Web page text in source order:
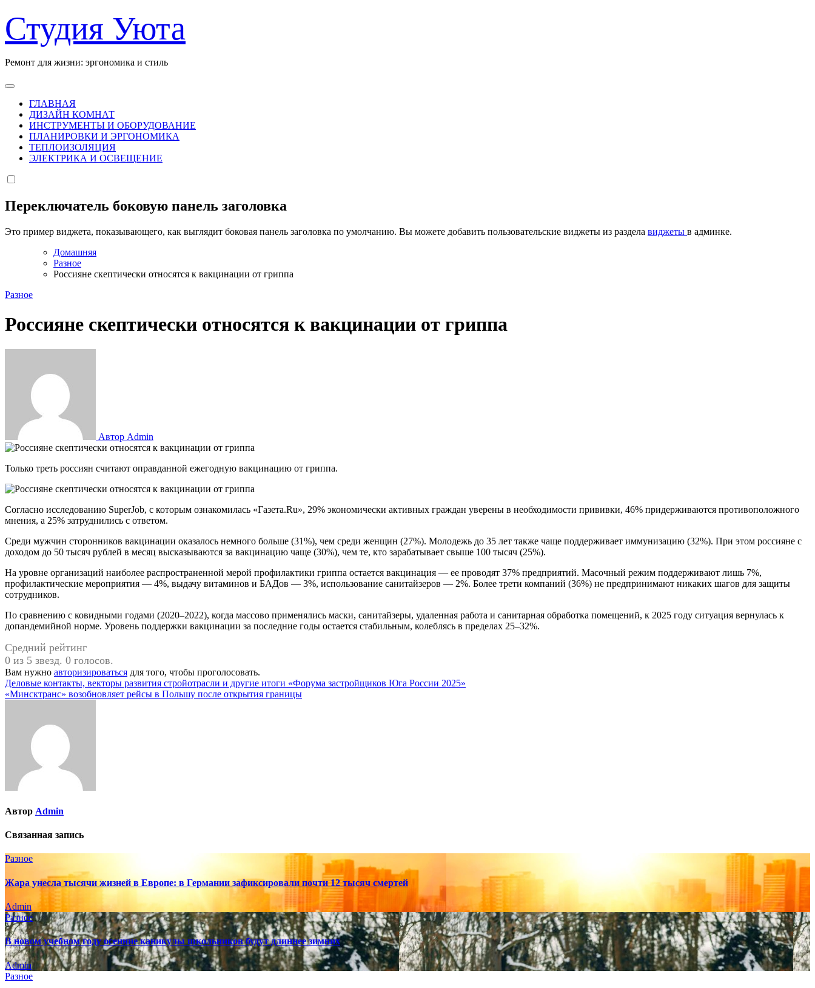
к
содержанию
Студия Уюта
Ремонт для жизни: эргономика и стиль
ГЛАВНАЯ
ДИЗАЙН КОМНАТ
ИНСТРУМЕНТЫ И ОБОРУДОВАНИЕ
ПЛАНИРОВКИ И ЭРГОНОМИКА
ТЕПЛОИЗОЛЯЦИЯ
ЭЛЕКТРИКА И ОСВЕЩЕНИЕ
Переключатель боковую панель заголовка
Это пример виджета, показывающего, как выглядит боковая панель заголовка по умолчанию. Вы можете добавить пользовательские виджеты из раздела виджеты в админке.
Домашняя
Разное
Россияне скептически относятся к вакцинации от гриппа
Разное
Россияне скептически относятся к вакцинации от гриппа
Автор Admin
Только треть россиян считают оправданной ежегодную вакцинацию от гриппа.
Согласно исследованию SuperJob, с которым ознакомилась «Газета.Ru», 29% экономически активных граждан уверены в необходимости прививки, 46% придерживаются противоположного
мнения, а 25% затруднились с ответом.
Среди мужчин сторонников вакцинации оказалось немного больше (31%), чем среди женщин (27%). Молодежь до 35 лет также чаще поддерживает иммунизацию (32%). При этом россияне с
доходом до 50 тысяч рублей в месяц высказываются за вакцинацию чаще (30%), чем те, кто зарабатывает свыше 100 тысяч (25%).
На уровне организаций наиболее распространенной мерой профилактики гриппа остается вакцинация — ее проводят 37% предприятий. Масочный режим поддерживают лишь 7%,
профилактические мероприятия — 4%, выдачу витаминов и БАДов — 3%, использование санитайзеров — 2%. Более трети компаний (36%) не предпринимают никаких шагов для защиты
сотрудников.
По сравнению с ковидными годами (2020–2022), когда массово применялись маски, санитайзеры, удаленная работа и санитарная обработка помещений, к 2025 году ситуация вернулась к
допандемийной норме. Уровень поддержки вакцинации за последние годы остается стабильным, колеблясь в пределах 25–32%.
Средний рейтинг
0 из 5 звезд. 0 голосов.
Вам нужно авторизироваться для того, чтобы проголосовать.
Навигация
по
Деловые контакты, векторы развития стройотрасли и другие итоги «Форума застройщиков Юга России 2025»
«Минсктранс» возобновляет рейсы в Польшу после открытия границы
Автор Admin
Связанная запись
Разное
Жара унесла тысячи жизней в Европе: в Германии зафиксировали почти 12 тысяч смертей
Admin
Разное
В новом учебном году осенние каникулы школьников будут длиннее зимних
Admin
Разное